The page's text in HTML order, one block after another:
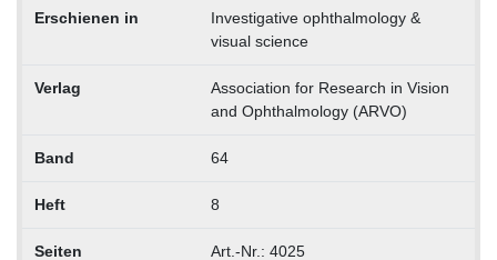
Erschienen in
Investigative ophthalmology &
visual science
Verlag
Association for Research in Vision
and Ophthalmology (ARVO)
Band 64
Heft 8
Seiten Art.-Nr.: 4025